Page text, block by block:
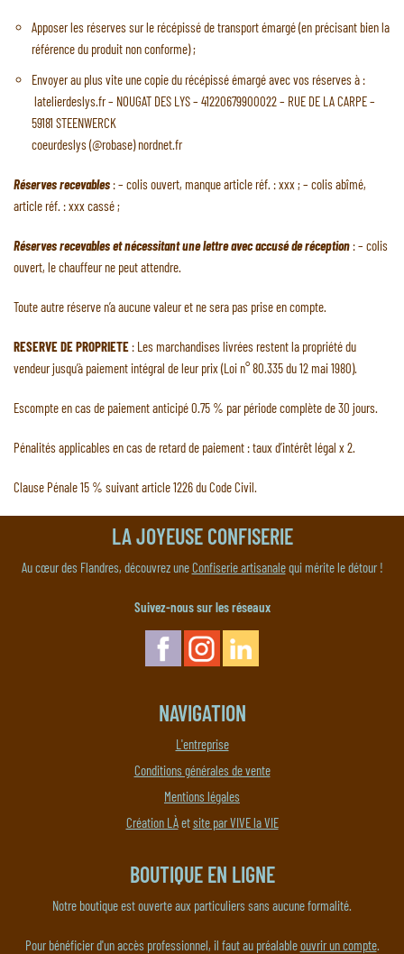
Apposer les réserves sur le récépissé de transport émargé (en précisant bien la
référence du produit non conforme) ;
Envoyer au plus vite une copie du récépissé émargé avec vos réserves à :
latelierdeslys.fr – NOUGAT DES LYS – 41220679900022 – RUE DE LA CARPE –
59181 STEENWERCK
coeurdeslys (@robase) nordnet.fr
Réserves recevables: – colis ouvert, manque article réf. : xxx ; – colis abîmé,
article réf. : xxx cassé ;
Réserves recevables et nécessitant une lettre avec accusé de réception: – colis
ouvert, le chauffeur ne peut attendre.
Toute autre réserve n’a aucune valeur et ne sera pas prise en compte.
RESERVE DE PROPRIETE: Les marchandises livrées restent la propriété du
vendeur jusqu’à paiement intégral de leur prix (Loi n° 80.335 du 12 mai 1980).
Escompte en cas de paiement anticipé 0.75 % par période complète de 30 jours.
Pénalités applicables en cas de retard de paiement : taux d’intérêt légal x 2.
Clause Pénale 15 % suivant article 1226 du Code Civil.
LA JOYEUSE CONFISERIE
Au cœur des Flandres, découvrez uneConfiserie artisanalequi mérite le détour !
Suivez-nous sur les réseaux
NAVIGATION
L'entreprise
Conditions générales de vente
Mentions légales
Création LÀetsite par VIVE la VIE
BOUTIQUE EN LIGNE
Notre boutique est ouverte aux particuliers sans aucune formalité.
Pour bénéficier d'un accès professionnel, il faut au préalableouvrir un compte.